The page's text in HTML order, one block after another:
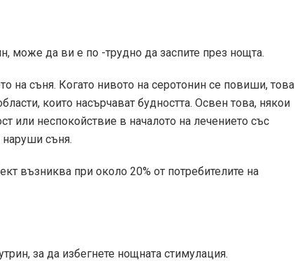
може да ви е по -трудно да заспите през нощта.
на съня. Когато нивото на серотонин се повиши, това
които насърчават будността. Освен това, някои
или неспокойствие в началото на лечението със
съня.
възниква при около 20% от потребителите на
за да избегнете нощната стимулация.